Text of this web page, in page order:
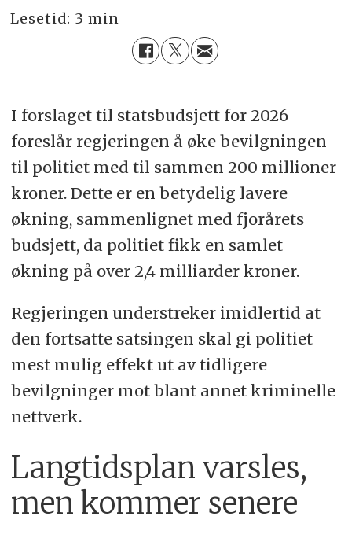
Lesetid: 3 min
I forslaget til statsbudsjett for 2026
foreslår regjeringen å øke bevilgningen
til politiet med til sammen 200 millioner
kroner. Dette er en betydelig lavere
økning, sammenlignet med fjorårets
budsjett, da politiet fikk en samlet
økning på over 2,4 milliarder kroner.
Regjeringen understreker imidlertid at
den fortsatte satsingen skal gi politiet
mest mulig effekt ut av tidligere
bevilgninger mot blant annet kriminelle
nettverk.
Langtidsplan varsles,
men kommer senere